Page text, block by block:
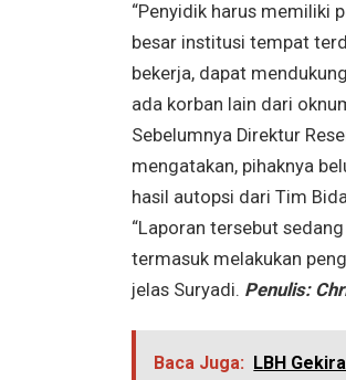
“Penyidik harus memiliki
besar institusi tempat
bekerja, dapat
ada korban lain dari
Sebelumnya Direktur
mengatakan, pihaknya
hasil autopsi dari Tim
“Laporan tersebut
termasuk melakukan
jelas Suryadi. Penulis:
Baca Juga:
LBH